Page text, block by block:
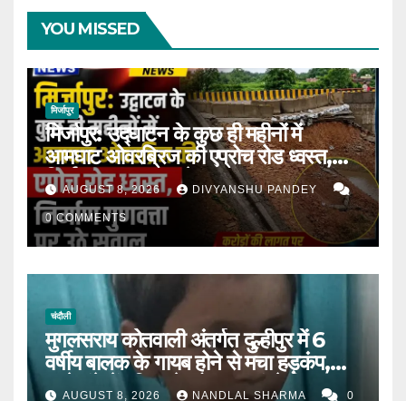
YOU MISSED
मिर्जापुर
मिर्जापुर: उद्घाटन के कुछ ही महीनों में
आमघाट ओवरब्रिज की एप्रोच रोड ध्वस्त,
निर्माण गुणवत्ता पर उठे सवाल |
AUGUST 8, 2026 DIVYANSHU PANDEY
0 COMMENTS
चंदौली
मुगलसराय कोतवाली अंतर्गत दुल्हीपुर में 6
वर्षीय बालक के गायब होने से मचा हड़कंप,
आधे घंटे में पुलिस ने खोजकर मां से मिलाया।
AUGUST 8, 2026 NANDLAL SHARMA 0